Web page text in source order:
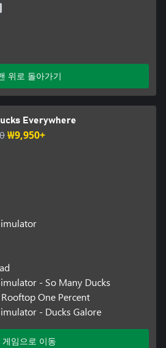
위로 돌아가기
Everywhere
₩9,950+
- So Many Ducks
One Percent
- Ducks Galore
게임으로 이동